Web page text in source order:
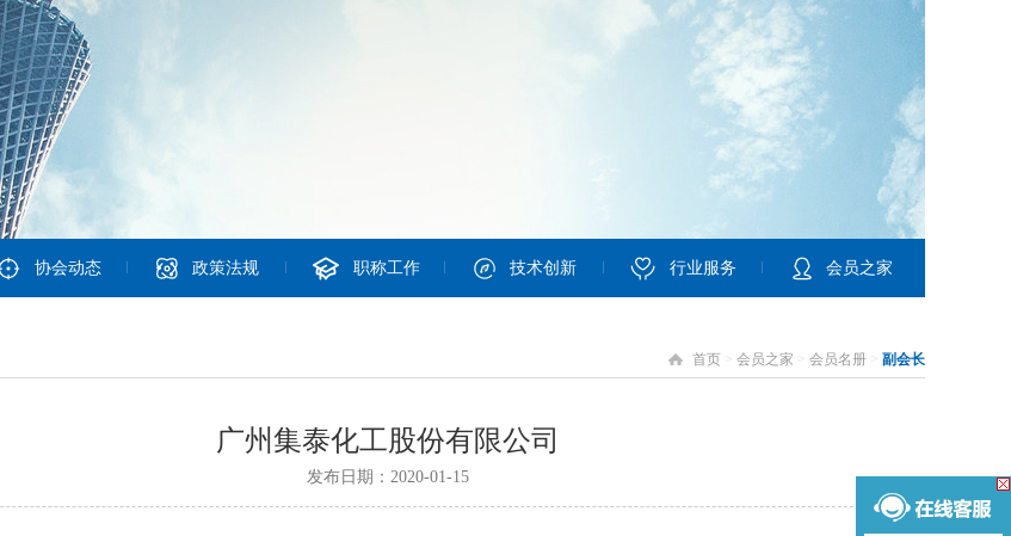
协会动态 政策法规 职称工作 技术创新 行业服务 会员之家
首页 > 会员之家 > 会员名册 > 副会长
广州集泰化工股份有限公司
发布日期：2020-01-15